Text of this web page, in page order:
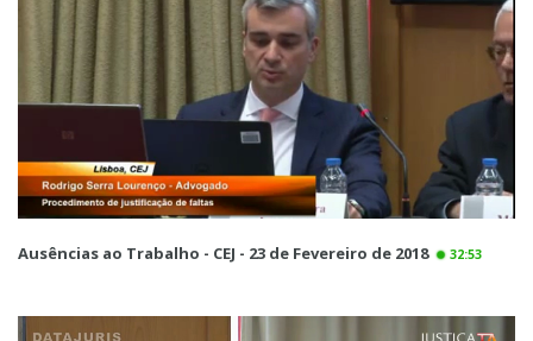
Ausências ao Trabalho - CEJ - 23 de Fevereiro de 2018 32:53